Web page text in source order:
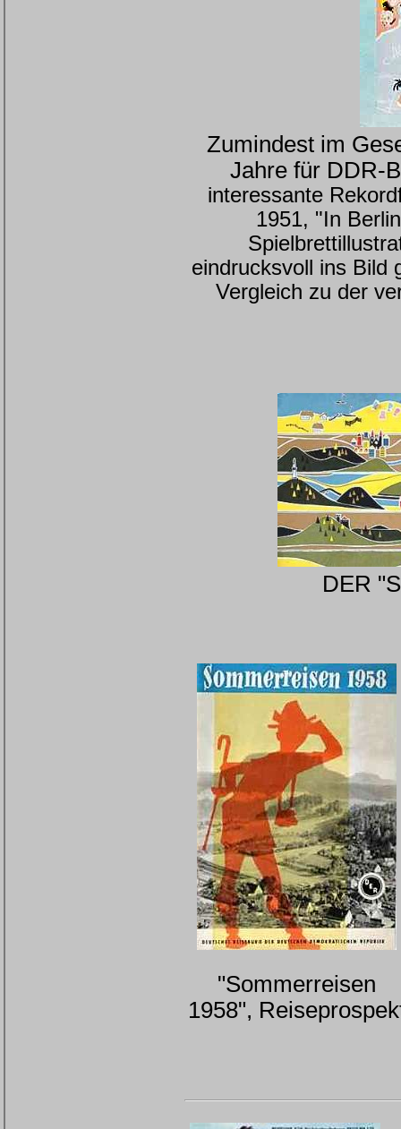
Zumindest im
Jahre für DDR-
interessante
1951, "In
eindrucksvoll ins Bild
Vergleich zu der
DER
"Sommerreisen
1958",